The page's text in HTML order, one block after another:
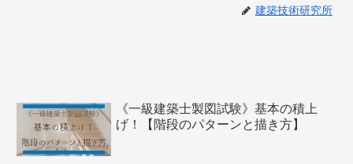
建築技術研究所
《一級建築士製図試験》基本の積上
げ！【階段のパターンと描き方】